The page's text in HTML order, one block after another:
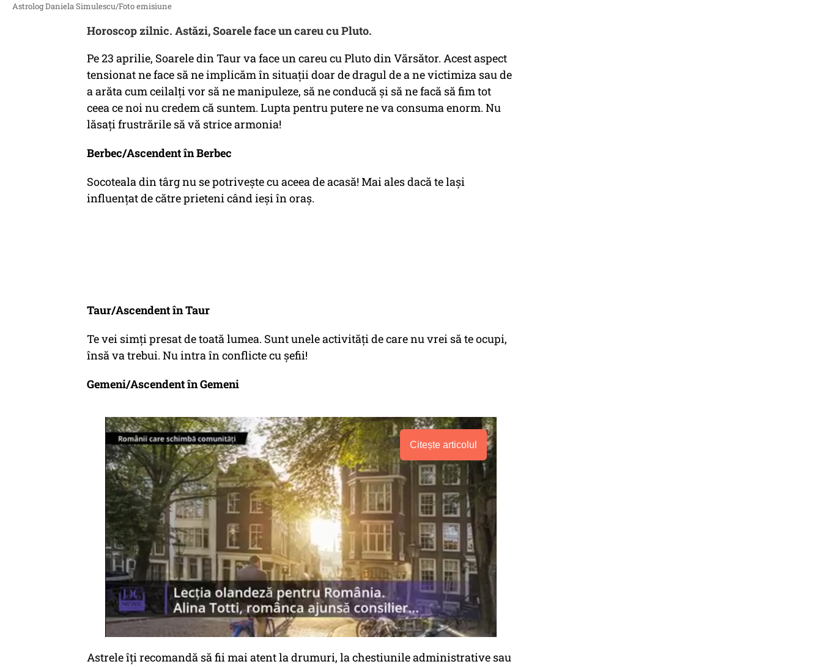
Astrolog Daniela Simulescu/Foto emisiune
Horoscop zilnic. Astăzi, Soarele face un careu cu Pluto.
Pe 23 aprilie, Soarele din Taur va face un careu cu Pluto din Vărsător. Acest aspect
tensionat ne face să ne implicăm în situații doar de dragul de a ne victimiza sau de
a arăta cum ceilalți vor să ne manipuleze, să ne conducă și să ne facă să fim tot
ceea ce noi nu credem că suntem. Lupta pentru putere ne va consuma enorm. Nu
lăsați frustrările să vă strice armonia!
Berbec/Ascendent în Berbec
Socoteala din târg nu se potrivește cu aceea de acasă! Mai ales dacă te lași
influențat de către prieteni când ieși în oraș.
Taur/Ascendent în Taur
Te vei simți presat de toată lumea. Sunt unele activități de care nu vrei să te ocupi,
însă va trebui. Nu intra în conflicte cu șefii!
Gemeni/Ascendent în Gemeni
Citește articolul
Astrele îți recomandă să fii mai atent la drumuri, la chestiunile administrative sau